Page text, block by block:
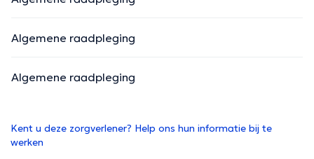
Algemene raadpleging
Algemene raadpleging
Kent u deze zorgverlener? Help ons hun informatie bij te
werken